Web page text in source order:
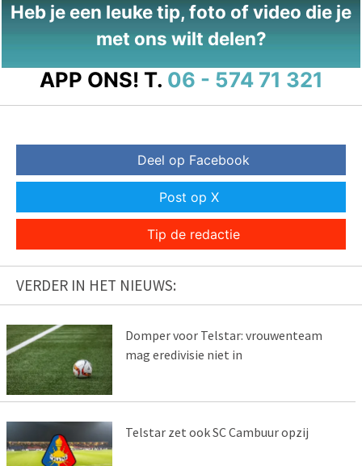
Heb je een leuke tip, foto of video die je
met ons wilt delen?
APP ONS! T. 06 - 574 71 321
Deel op Facebook
Post op X
Tip de redactie
VERDER IN HET NIEUWS:
Domper voor Telstar: vrouwenteam
mag eredivisie niet in
Telstar zet ook SC Cambuur opzij